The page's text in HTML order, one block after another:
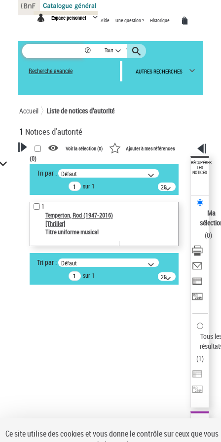
Espace personnel Aide Une question ? Historique
Tout
Recherche avancée AUTRES RECHERCHES
Accueil Liste de notices d’autorité
1 Notices d'autorité
VOTRE RECHERCHE
Recherche avancée dans les
notices d’autorité
Œuvres liées à l'auteur :
Temperton, Rod (1947-2016)
Auteur d’œuvre
Statut de la notice d’autorité
Notice élémentaire
Type de notice d'autorité
Pays
Voir la sélection (0) Ajouter à mes références
(0)
Tri par : Défaut
sur 1
20
résultats/page
1
Temperton, Rod (1947-2016)
[Thriller]
Titre uniforme musical
Tri par : Défaut
sur 1
20
résultats/page
RÉCUPÉRER
LES
NOTICES
Ma
(0)
Tous
(1)
Panneau de gestion des cookies
Ce site utilise des cookies et vous donne le contrôle sur ceux que vous